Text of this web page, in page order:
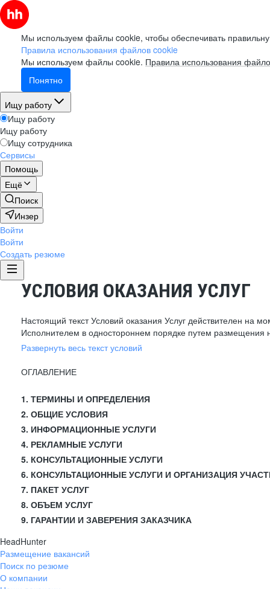
Мы используем файлы cookie, чтобы обеспечивать
Правила использования файлов cookie
Мы используем файлы cookie. Правила использования
Понятно
Ищу работу
Ищу работу
Ищу работу
Ищу сотрудника
Сервисы
Помощь
Ещё
Поиск
Инзер
Войти
Войти
Создать резюме
УСЛОВИЯ ОКАЗАНИЯ УСЛУГ
Настоящий текст Условий оказания Услуг действителен на
Исполнителем в одностороннем порядке путем размещения
Развернуть весь текст условий
ОГЛАВЛЕНИЕ
1. ТЕРМИНЫ И ОПРЕДЕЛЕНИЯ
2. ОБЩИЕ УСЛОВИЯ
3. ИНФОРМАЦИОННЫЕ УСЛУГИ
4. РЕКЛАМНЫЕ УСЛУГИ
5. КОНСУЛЬТАЦИОННЫЕ УСЛУГИ
6. КОНСУЛЬТАЦИОННЫЕ УСЛУГИ И ОРГАНИЗАЦИЯ
7. ПАКЕТ УСЛУГ
8. ОБЪЕМ УСЛУГ
9. ГАРАНТИИ И ЗАВЕРЕНИЯ ЗАКАЗЧИКА
HeadHunter
Размещение вакансий
Поиск по резюме
О компании